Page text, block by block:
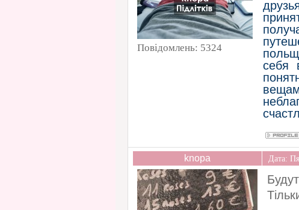
И в
Повідомлень: 5324
себя
knopa Дата: